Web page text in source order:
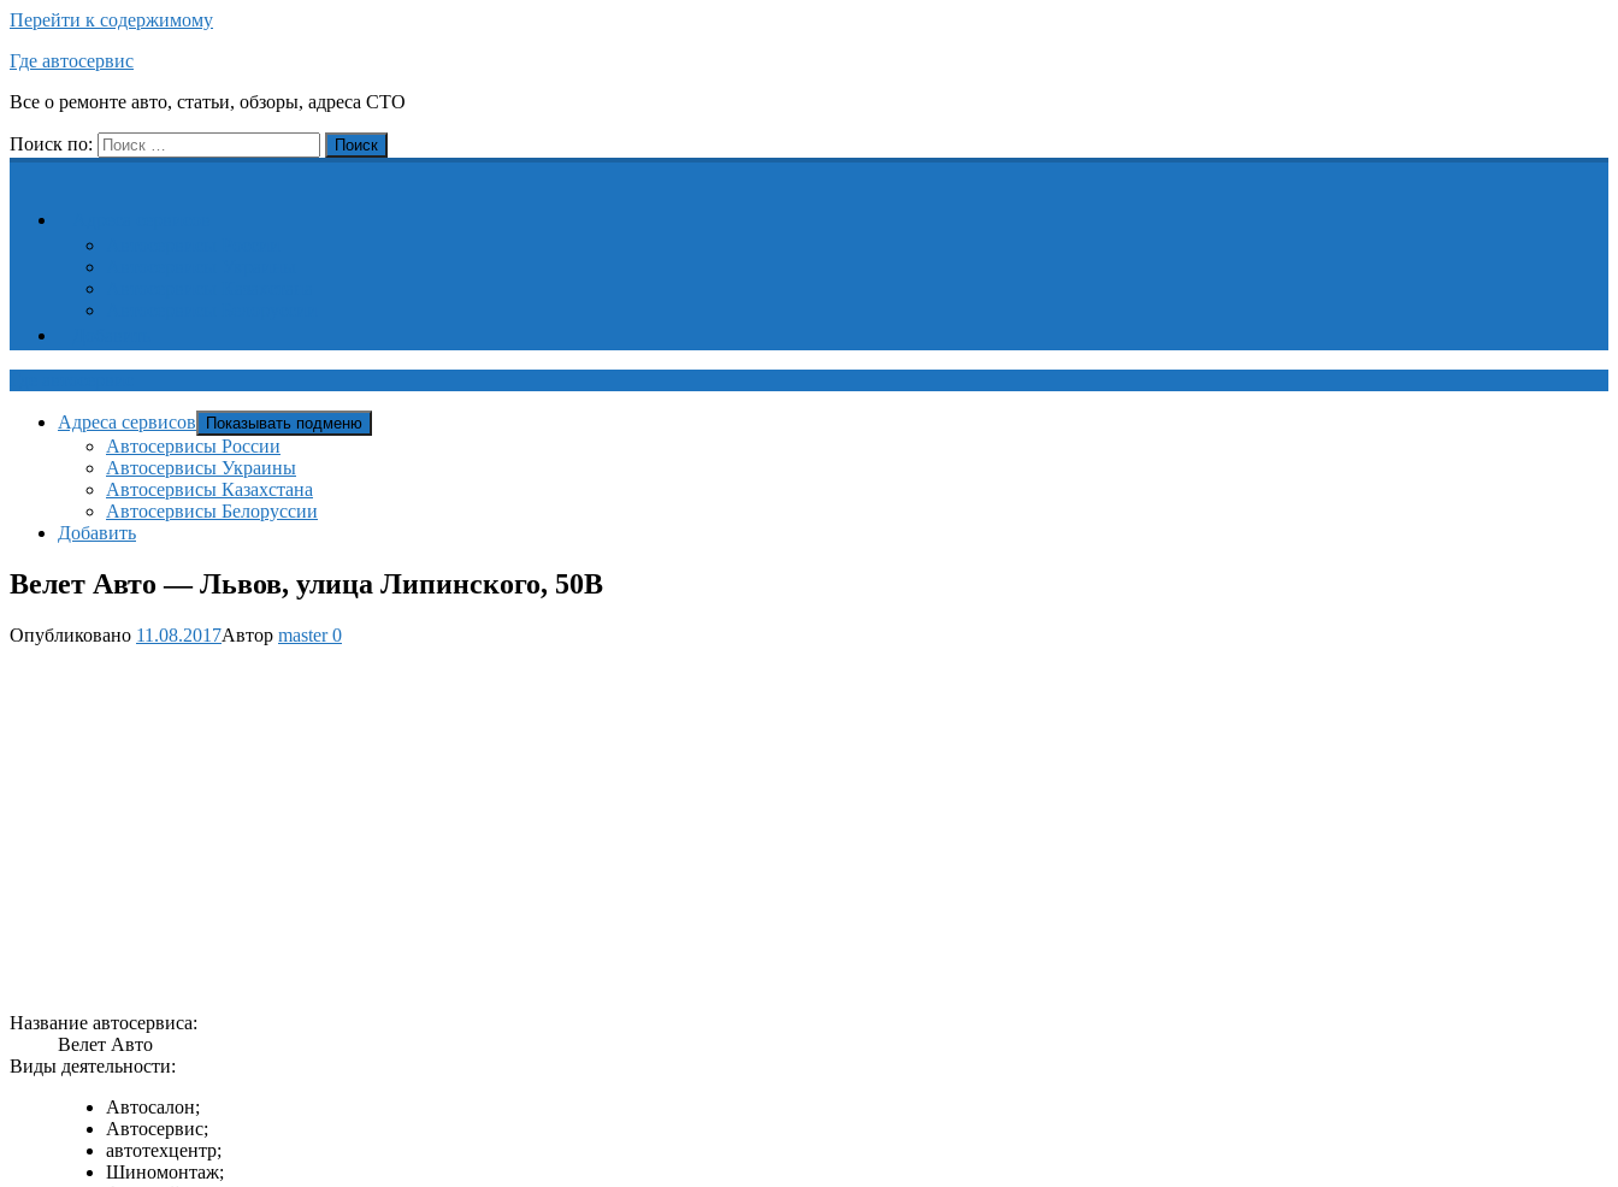
Перейти к содержимому
Где автосервис
Все о ремонте авто, статьи, обзоры, адреса СТО
Поиск по: Поиск
Адреса сервисов Показывать подменю
Автосервисы России
Автосервисы Украины
Автосервисы Казахстана
Автосервисы Белоруссии
Добавить
Велет Авто — Львов, улица Липинского, 50В
Опубликовано 11.08.2017Автор master0
Название автосервиса:
Велет Авто
Виды деятельности:
Автосалон;
Автосервис;
автотехцентр;
Шиномонтаж;